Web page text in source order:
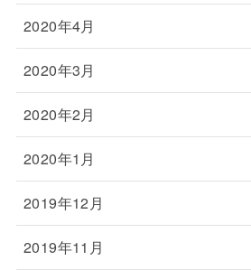
2020年4月
2020年3月
2020年2月
2020年1月
2019年12月
2019年11月